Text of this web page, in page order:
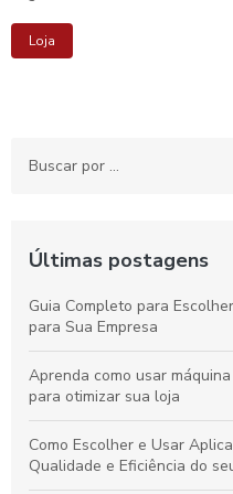
Loja
Últimas postagens
Guia Completo para
para Sua Empresa
Aprenda como usar
para otimizar sua loja
Como Escolher e Usar
Qualidade e Eficiência do